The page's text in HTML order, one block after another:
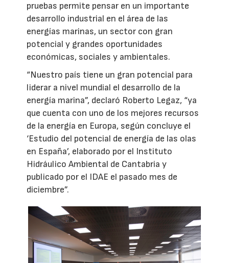
pruebas permite pensar en un importante
desarrollo industrial en el área de las
energías marinas, un sector con gran
potencial y grandes oportunidades
económicas, sociales y ambientales.
“Nuestro país tiene un gran potencial para
liderar a nivel mundial el desarrollo de la
energía marina”, declaró Roberto Legaz, “ya
que cuenta con uno de los mejores recursos
de la energía en Europa, según concluye el
‘Estudio del potencial de energía de las olas
en España’, elaborado por el Instituto
Hidráulico Ambiental de Cantabria y
publicado por el IDAE el pasado mes de
diciembre”.